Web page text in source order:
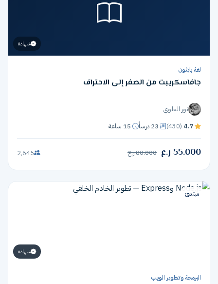
شهادة
لغة بايثون
جافاسكريبت من الصفر إلى الاحتراف
نور العلوي
4.7
(430) 23 درساً 15 ساعة
55.000 ر.ع 80.000 ر.ع 2,645
مبتدئ
شهادة
البرمجة وتطوير الويب